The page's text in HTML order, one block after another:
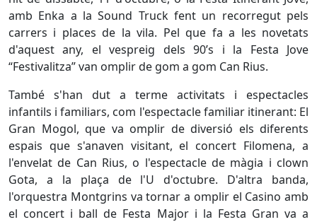
amb Enka a la Sound Truck fent un recorregut pels
carrers i places de la vila. Pel que fa a les novetats
d'aquest any, el vespreig dels 90’s i la Festa Jove
“Festivalitza” van omplir de gom a gom Can Rius.
També s'han dut a terme activitats i espectacles
infantils i familiars, com l'espectacle familiar itinerant: El
Gran Mogol, que va omplir de diversió els diferents
espais que s'anaven visitant, el concert Filomena, a
l'envelat de Can Rius, o l'espectacle de màgia i clown
Gota, a la plaça de l'U d'octubre. D'altra banda,
l'orquestra Montgrins va tornar a omplir el Casino amb
el concert i ball de Festa Major i la Festa Gran va a